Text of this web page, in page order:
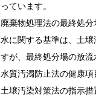
っています。
廃棄物処理法の最終処
水に関する基準は、土
すが、最終処分場の放
水質汚濁防止法の健康項
土壌汚染対策法の指示